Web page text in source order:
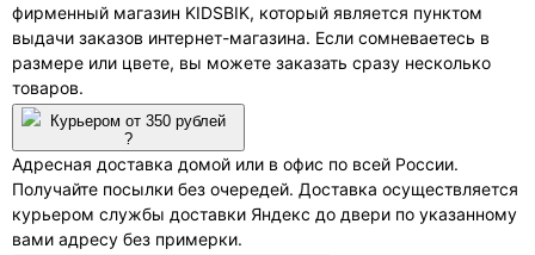
фирменный магазин KIDSBIK, который является пунктом
выдачи заказов интернет-магазина. Если сомневаетесь в
размере или цвете, вы можете заказать сразу несколько
товаров.
Курьером от 350 рублей
?
Адресная доставка домой или в офис по всей России.
Получайте посылки без очередей. Доставка осуществляется
курьером службы доставки Яндекс до двери по указанному
вами адресу без примерки.